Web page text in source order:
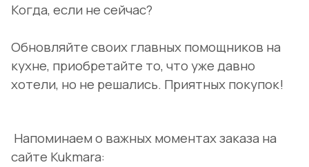
Когда, если не сейчас?
Обновляйте своих главных помощников на
кухне, приобретайте то, что уже давно
хотели, но не решались. Приятных покупок!
Напоминаем о важных моментах заказа на
сайте Kukmara: